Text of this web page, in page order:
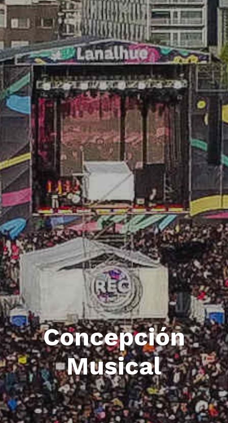
Concepción
Musical